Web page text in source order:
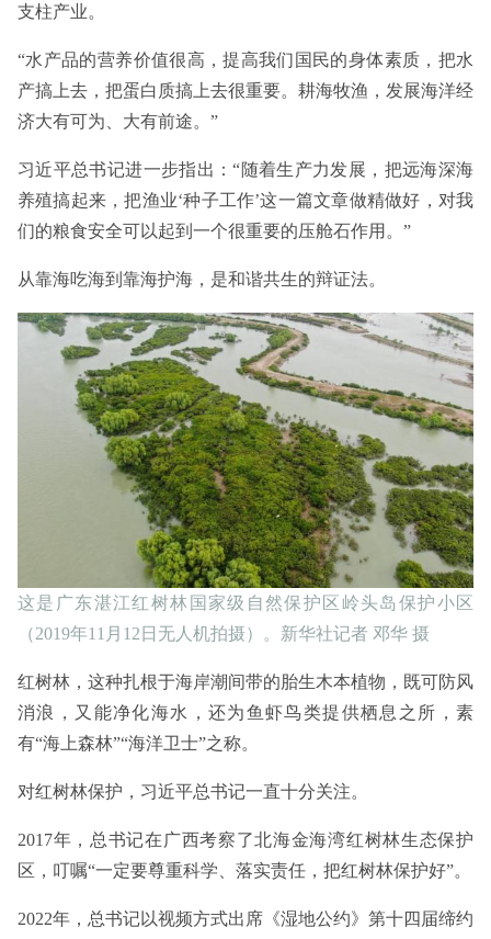
支柱产业。
“水产品的营养价值很高，提高我们国民的身体素质，把水
产搞上去，把蛋白质搞上去很重要。耕海牧渔，发展海洋经
济大有可为、大有前途。”
习近平总书记进一步指出：“随着生产力发展，把远海深海
养殖搞起来，把渔业‘种子工作’这一篇文章做精做好，对我
们的粮食安全可以起到一个很重要的压舱石作用。”
从靠海吃海到靠海护海，是和谐共生的辩证法。
这是广东湛江红树林国家级自然保护区岭头岛保护小区
（2019年11月12日无人机拍摄）。新华社记者 邓华 摄
红树林，这种扎根于海岸潮间带的胎生木本植物，既可防风
消浪，又能净化海水，还为鱼虾鸟类提供栖息之所，素
有“海上森林”“海洋卫士”之称。
对红树林保护，习近平总书记一直十分关注。
2017年，总书记在广西考察了北海金海湾红树林生态保护
区，叮嘱“一定要尊重科学、落实责任，把红树林保护好”。
2022年，总书记以视频方式出席《湿地公约》第十四届缔约